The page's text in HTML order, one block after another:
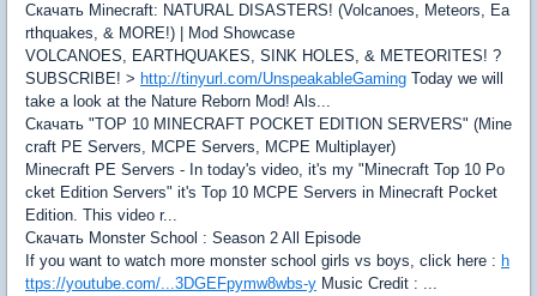
Скачать Minecraft: NATURAL DISASTERS! (Volcanoes, Meteors, Ea
rthquakes, & MORE!) | Mod Showcase
VOLCANOES, EARTHQUAKES, SINK HOLES, & METEORITES! ?
SUBSCRIBE! > http://tinyurl.com/UnspeakableGaming Today we will
take a look at the Nature Reborn Mod! Als...
Скачать "TOP 10 MINECRAFT POCKET EDITION SERVERS" (Mine
craft PE Servers, MCPE Servers, MCPE Multiplayer)
Minecraft PE Servers - In today's video, it's my "Minecraft Top 10 Po
cket Edition Servers" it's Top 10 MCPE Servers in Minecraft Pocket
Edition. This video r...
Скачать Monster School : Season 2 All Episode
If you want to watch more monster school girls vs boys, click here : h
ttps://youtube.com/...3DGEFpymw8wbs-y Music Credit : ...